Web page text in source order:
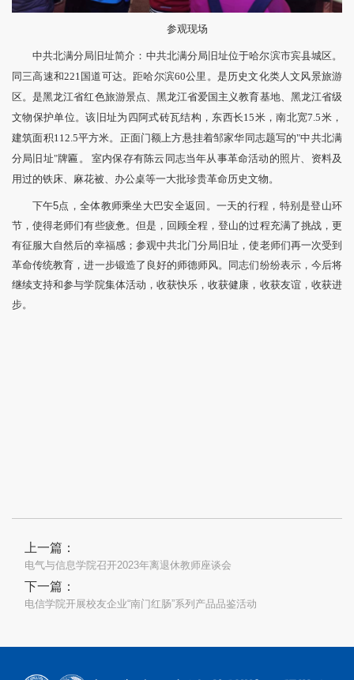
参观现场
中共北满分局旧址简介：中共北满分局旧址位于哈尔滨市宾县城区。
同三高速和221国道可达。距哈尔滨60公里。是历史文化类人文风景旅游
区。是黑龙江省红色旅游景点、黑龙江省爱国主义教育基地、黑龙江省级
文物保护单位。该旧址为四阿式砖瓦结构，东西长15米，南北宽7.5米，
建筑面积112.5平方米。正面门额上方悬挂着邹家华同志题写的"中共北满
分局旧址"牌匾。 室内保存有陈云同志当年从事革命活动的照片、资料及
用过的铁床、麻花被、办公桌等一大批珍贵革命历史文物。
下午5点，全体教师乘坐大巴安全返回。一天的行程，特别是登山环
节，使得老师们有些疲惫。但是，回顾全程，登山的过程充满了挑战，更
有征服大自然后的幸福感；参观中共北门分局旧址，使老师们再一次受到
革命传统教育，进一步锻造了良好的师德师风。同志们纷纷表示，今后将
继续支持和参与学院集体活动，收获快乐，收获健康，收获友谊，收获进
步。
上一篇：
电气与信息学院召开2023年离退休教师座谈会
下一篇：
电信学院开展校友企业“南门红肠”系列产品品鉴活动